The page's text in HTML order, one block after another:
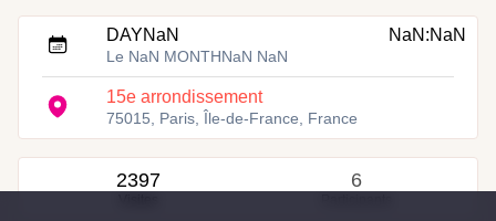
DAYNaN NaN:NaN
Le NaN MONTHNaN NaN
15e arrondissement
75015, Paris, Île-de-France, France
2397 6